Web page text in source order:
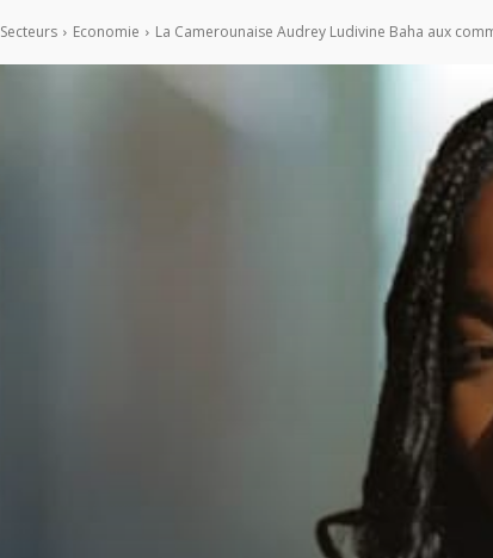
Secteurs Economie La Camerounaise Audrey Ludivine Baha aux